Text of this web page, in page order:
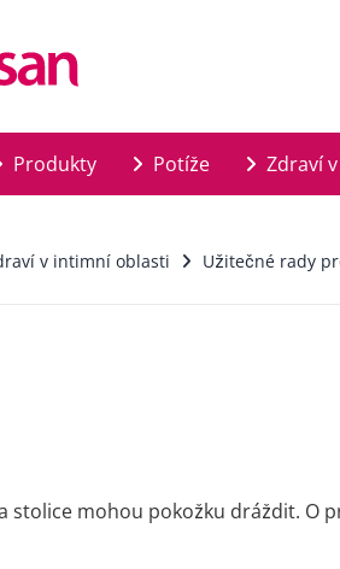
Produkty Potíže Zdraví
v intimní oblasti Užitečné rady
stolice mohou pokožku dráždit. O